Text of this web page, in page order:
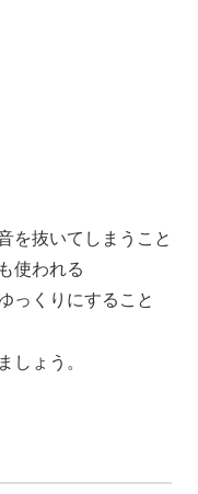
を抜いてしまうこと
使われる
っくりにすること
しょう。